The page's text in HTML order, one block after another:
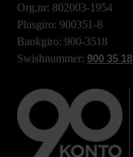
Org.nr: 802003-1954
Plusgiro: 900351-8
Bankgiro: 900-3518
Swishnummer: 900 35 18